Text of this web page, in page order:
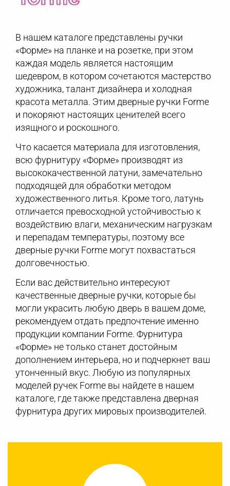
В нашем каталоге представлены ручки
«Форме» на планке и на розетке, при этом
каждая модель является настоящим
шедевром, в котором сочетаются мастерство
художника, талант дизайнера и холодная
красота металла. Этим дверные ручки Forme
и покоряют настоящих ценителей всего
изящного и роскошного.
Что касается материала для изготовления,
всю фурнитуру «Форме» производят из
высококачественной латуни, замечательно
подходящей для обработки методом
художественного литья. Кроме того, латунь
отличается превосходной устойчивостью к
воздействию влаги, механическим нагрузкам
и перепадам температуры, поэтому все
дверные ручки Forme могут похвастаться
долговечностью.
Если вас действительно интересуют
качественные дверные ручки, которые бы
могли украсить любую дверь в вашем доме,
рекомендуем отдать предпочтение именно
продукции компании Forme. Фурнитура
«Форме» не только станет достойным
дополнением интерьера, но и подчеркнет ваш
утонченный вкус. Любую из популярных
моделей ручек Forme вы найдете в нашем
каталоге, где также представлена дверная
фурнитура других мировых производителей.